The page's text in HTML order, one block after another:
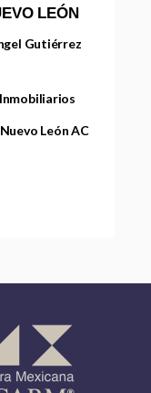
LEÓN
Gutiérrez
León AC